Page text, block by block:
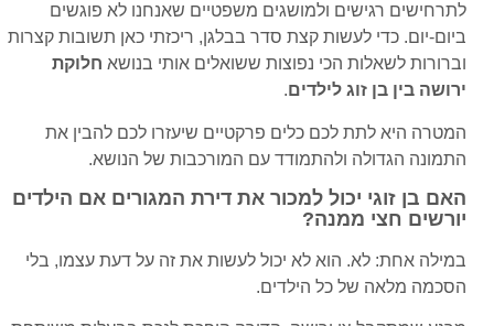
לתרחישים רגישים ולמושגים משפטיים שאנחנו לא פוגשים
ביום-יום. כדי לעשות קצת סדר בבלגן, ריכזתי כאן תשובות קצרות
וברורות לשאלות הכי נפוצות ששואלים אותי בנושא חלוקת
ירושה בין בן זוג לילדים.
המטרה היא לתת לכם כלים פרקטיים שיעזרו לכם להבין את
התמונה הגדולה ולהתמודד עם המורכבות של הנושא.
האם בן זוגי יכול למכור את דירת המגורים אם הילדים
יורשים חצי ממנה?
במילה אחת: לא. הוא לא יכול לעשות את זה על דעת עצמו, בלי
הסכמה מלאה של כל הילדים.